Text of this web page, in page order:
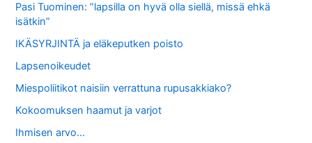
Pasi Tuominen: ”lapsilla on hyvä olla siellä, missä ehkä
isätkin”
IKÄSYRJINTÄ ja eläkeputken poisto
Lapsenoikeudet
Miespoliitikot naisiin verrattuna rupusakkiako?
Kokoomuksen haamut ja varjot
Ihmisen arvo…